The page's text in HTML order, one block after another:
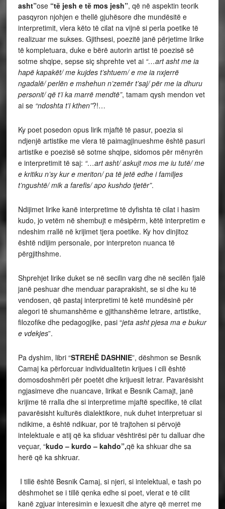
asht”ose “të jesh e të mos jesh”, që në aspektin teorik
pasqyron njohjen e thellë gjuhësore dhe mundësitë e
interpretimit, vlera këto të cilat na vijnë si perla poetike të
realizuar me sukses. Gjithsesi, poezitë janë përjetime lirike
të kompletuara, duke e bërë autorin artist të poezisë së
sotme shqipe, sepse siç shprehte vet ai “…art asht me ia
hapë kapakët/ me kujdes t’shtuem/ e me ia nxjerrë
ngadalë/ perlën e mshehun n’zemër t’saj/ për me ia dhuru
personit/ që t’i ka marrë mendtë”, tamam qysh mendon vet
ai se “ndoshta t’i kthen”?!…
Ky poet posedon opus lirik mjaftë të pasur, poezia si
ndjenjë artistike me vlera të paimagjinueshme është pasuri
artistike e poezisë së sotme shqipe, sidomos për mënyrën
e interpretimit të saj: “…art asht/ askujt mos me iu tutë/ me
e kritiku n’sy kur e meriton/ pa të jetë edhe i familjes
t’ngushtë/ mik a farefis/ apo kushdo tjetër”.
Ndijimet lirike kanë interpretime të dyfishta të cilat i hasim
kudo, jo vetëm në shembujt e mësipërm, këtë interpretim e
ndeshim rrallë në krijimet tjera poetike. Ky hov dinjitoz
është ndijim personale, por interpreton nuanca të
përgjithshme.
Shprehjet lirike duket se në secilin varg dhe në secilën fjalë
janë peshuar dhe menduar paraprakisht, se si dhe ku të
vendosen, që pastaj interpretimi të ketë mundësinë për
alegori të shumanshëme e gjithanshëme letrare, artistike,
filozofike dhe pedagogjike, pasi “jeta asht pjesa ma e bukur
e vdekjes”.
Pa dyshim, libri “STREHË DASHNIE”, dëshmon se Besnik
Camaj ka përforcuar individualitetin krijues i cili është
domosdoshmëri për poetët dhe krijuesit letrar. Pavarësisht
ngjasimeve dhe nuancave, lirikat e Besnik Camajt, janë
krijime të rralla dhe si interpretime mjaftë specifike, të cilat
pavarësisht kulturës dialektikore, nuk duhet interpretuar si
ndikime, a është ndikuar, por të trajtohen si përvojë
intelektuale e atij që ka sfiduar vështirësi për tu dalluar dhe
veçuar, “kudo – kurdo – kahdo”,që ka shkuar dhe sa
herë që ka shkruar.
I tillë është Besnik Camaj, si njeri, si intelektual, e tash po
dëshmohet se i tillë qenka edhe si poet, vlerat e të cilit
kanë zgjuar interesimin e lexuesit dhe atyre që merret me